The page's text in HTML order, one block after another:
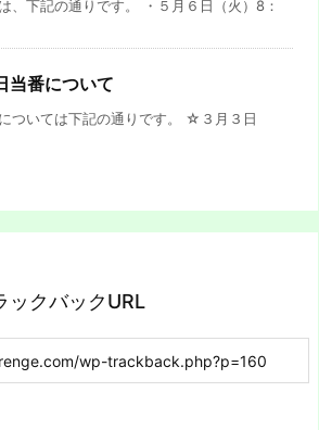
、下記の通りです。 ・５月６日（火）8：
番について
ついては下記の通りです。 ☆３月３日
ックバックURL